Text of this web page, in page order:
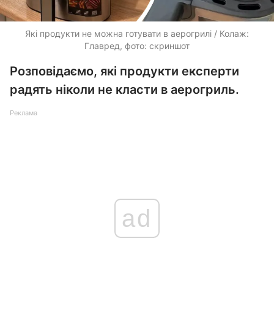
Які продукти не можна готувати в аерогрилі / Колаж:
Главред, фото: скриншот
Розповідаємо, які продукти експерти
радять ніколи не класти в аерогриль.
Реклама
ad